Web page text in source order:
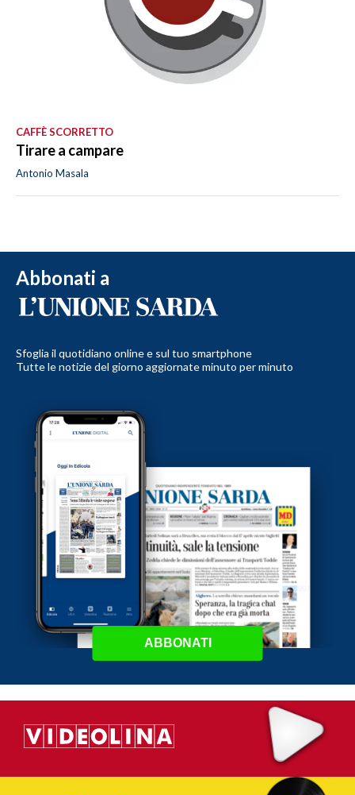
CAFFÈ SCORRETTO
Tirare a campare
Antonio Masala
Abbonati a
Sfoglia il quotidiano online e sul tuo smartphone
Tutte le notizie del giorno aggiornate minuto per minuto
ABBONATI